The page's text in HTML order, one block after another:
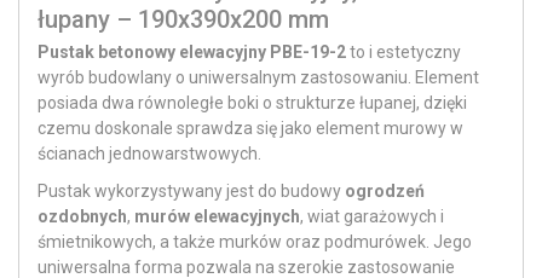
łupany – 190x390x200 mm
Pustak betonowy elewacyjny PBE-19-2to i estetyczny
wyrób budowlany o uniwersalnym zastosowaniu. Element
posiada dwa równoległe boki o strukturze łupanej, dzięki
czemu doskonale sprawdza się jako element murowy w
ścianach jednowarstwowych.
Pustak wykorzystywany jest do budowy ogrodzeń
ozdobnych, murów elewacyjnych, wiat garażowych i
śmietnikowych, a także murków oraz podmurówek. Jego
uniwersalna forma pozwala na szerokie zastosowanie